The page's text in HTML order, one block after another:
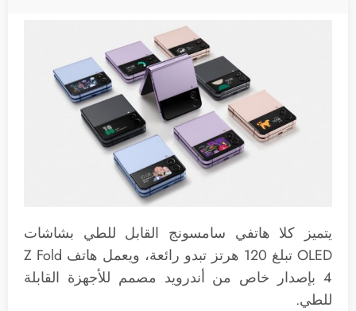
يتميز كلا هاتفي سامسونج القابل للطي بشاشات
OLED تبلغ 120 هرتز تبدو رائعة، ويعمل هاتف Z Fold
4 بإصدار خاص من أندرويد مصمم للأجهزة القابلة
للطي.